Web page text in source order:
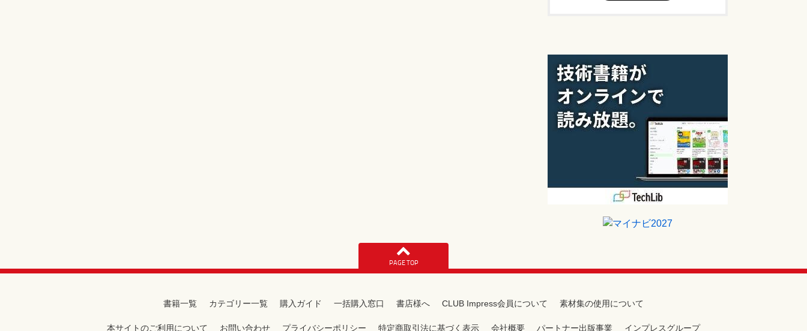
PAGE TOP
書籍一覧 カテゴリー一覧 購入ガイド 一括購入窓口 書店様へ CLUB Impress会員について 素材集の使用について
本サイトのご利用について お問い合わせ プライバシーポリシー 特定商取引法に基づく表示 会社概要 パートナー出版事業 インプレスグループ